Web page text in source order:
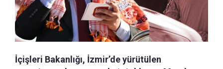
İçişleri Bakanlığı, İzmir’de yürütülen